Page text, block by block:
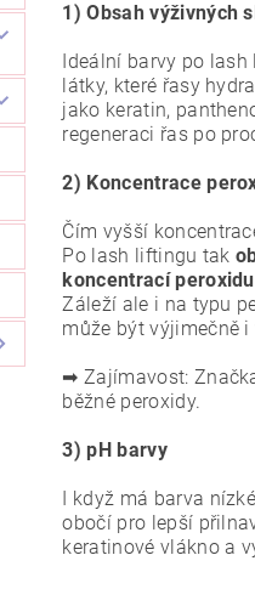
1) Obsah výživných
Ideální barvy po
látky, které řasy
jako keratin,
regeneraci řas po
2) Koncentrace
Čím vyšší
Po lash liftingu tak
koncentrací
Záleží ale i na typu
může být výjimečně
➡ Zajímavost:
běžné peroxidy.
3) pH barvy
I když má barva
obočí pro lepší
keratinové vlákno a